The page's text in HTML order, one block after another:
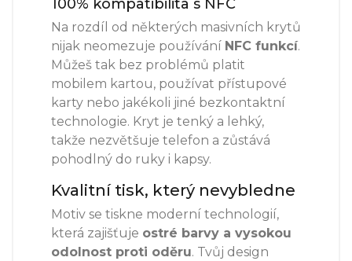
100% kompatibilita s NFC
Na rozdíl od některých masivních krytů
nijak neomezuje používání NFC funkcí.
Můžeš tak bez problémů platit
mobilem kartou, používat přístupové
karty nebo jakékoli jiné bezkontaktní
technologie. Kryt je tenký a lehký,
takže nezvětšuje telefon a zůstává
pohodlný do ruky i kapsy.
Kvalitní tisk, který nevybledne
Motiv se tiskne moderní technologií,
která zajišťuje ostré barvy a vysokou
odolnost proti oděru. Tvůj design